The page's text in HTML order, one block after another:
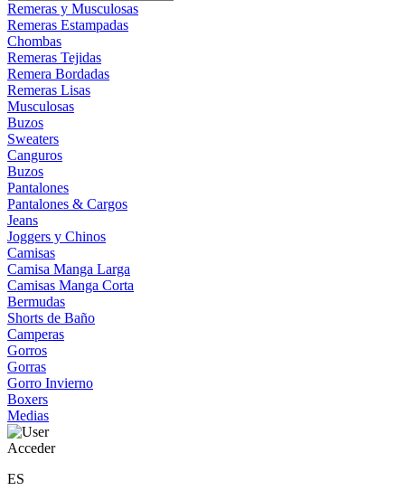
Remeras y Musculosas
Remeras Estampadas
Chombas
Remeras Tejidas
Remera Bordadas
Remeras Lisas
Musculosas
Buzos
Sweaters
Canguros
Buzos
Pantalones
Pantalones & Cargos
Jeans
Joggers y Chinos
Camisas
Camisa Manga Larga
Camisas Manga Corta
Bermudas
Shorts de Baño
Camperas
Gorros
Gorras
Gorro Invierno
Boxers
Medias
Acceder
ES